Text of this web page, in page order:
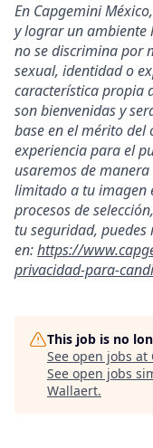
En Capgemini
y lograr un ambiente
no se discrimina por
sexual, identidad o
característica propia
son bienvenidas y
base en el mérito
experiencia para el
usaremos de
limitado a tu imagen
procesos de
tu seguridad,
en:https://
privacidad-para-
This job is no
See open jobs at
See open jobs
Wallaert.